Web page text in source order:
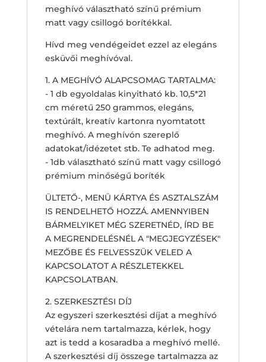
meghívó választható színű prémium
matt vagy csillogó borítékkal.
Hívd meg vendégeidet ezzel az elegáns
esküvői meghívóval.
1. A MEGHÍVÓ ALAPCSOMAG TARTALMA:
- 1 db egyoldalas kinyitható kb. 10,5*21
cm méretű 250 grammos, elegáns,
textúrált, kreatív kartonra nyomtatott
meghívó. A meghívón szereplő
adatokat/idézetet stb. Te adhatod meg.
- 1db választható színű matt vagy csillogó
prémium minőségű boríték
ÜLTETŐ-, MENÜ KÁRTYA ÉS ASZTALSZÁM
IS RENDELHETŐ HOZZÁ. AMENNYIBEN
BÁRMELYIKET MÉG SZERETNÉD, ÍRD BE
A MEGRENDELÉSNÉL A "MEGJEGYZÉSEK"
MEZŐBE ÉS FELVESSZÜK VELED A
KAPCSOLATOT A RÉSZLETEKKEL
KAPCSOLATBAN.
2. SZERKESZTÉSI DÍJ
Az egyszeri szerkesztési díjat a meghívó
vételára nem tartalmazza, kérlek, hogy
azt is tedd a kosaradba a meghívó mellé.
A szerkesztési díj összege tartalmazza az